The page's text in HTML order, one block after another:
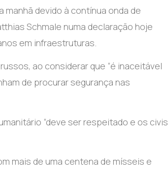
devido à contínua onda de
Schmale numa declaração hoje
em infraestruturas.
ao considerar que “é inaceitável
de procurar segurança nas
“deve ser respeitado e os civis
mais de uma centena de mísseis e